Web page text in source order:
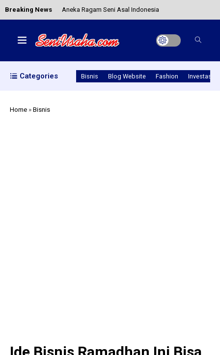
Breaking News Aneka Ragam Seni Asal Indonesia
Cara Pinjam Uang di Lazada: Solusi Pinjaman No
Limit dan Langsung Cair
Categories Bisnis Blog Website Fashion Investasi
Home »Bisnis